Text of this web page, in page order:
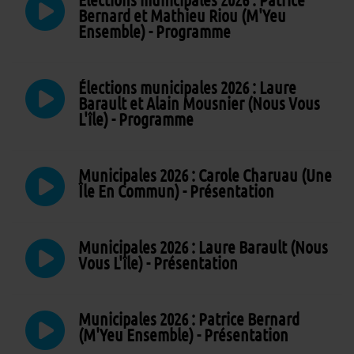
Bernard et Mathieu Riou (M'Yeu
Ensemble) - Programme
Élections municipales 2026 : Laure
Barault et Alain Mousnier (Nous Vous
L'île) - Programme
Municipales 2026 : Carole Charuau (Une
Île En Commun) - Présentation
Municipales 2026 : Laure Barault (Nous
Vous L'île) - Présentation
Municipales 2026 : Patrice Bernard
(M'Yeu Ensemble) - Présentation